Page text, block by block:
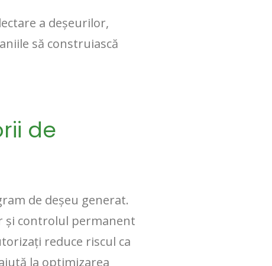
a deșeurilor,
să construiască
de
de deșeu generat.
și controlul permanent
reduce riscul ca
la optimizarea